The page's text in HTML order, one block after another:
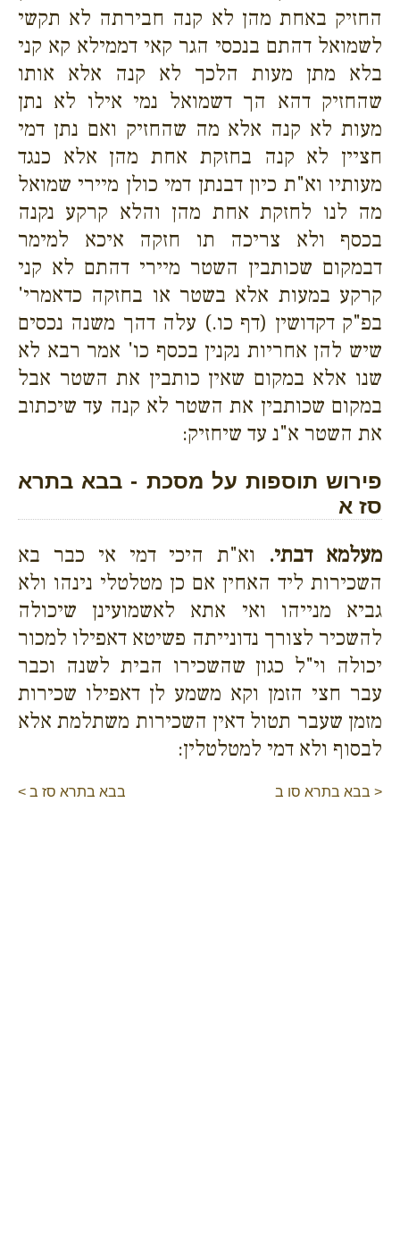
החזיק באחת מהן לא קנה חבירתה לא תקשי
לשמואל דהתם בנכסי הגר קאי דממילא קא קני
בלא מתן מעות הלכך לא קנה אלא אותו
שהחזיק דהא הך דשמואל נמי אילו לא נתן
מעות לא קנה אלא מה שהחזיק ואם נתן דמי
חציין לא קנה בחזקת אחת מהן אלא כנגד
מעותיו וא"ת כיון דבנתן דמי כולן מיירי שמואל
מה לנו לחזקת אחת מהן והלא קרקע נקנה
בכסף ולא צריכה תו חזקה איכא למימר
דבמקום שכותבין השטר מיירי דהתם לא קני
קרקע במעות אלא בשטר או בחזקה כדאמרי'
בפ"ק דקדושין (דף כו.) עלה דהך משנה נכסים
שיש להן אחריות נקנין בכסף כו' אמר רבא לא
שנו אלא במקום שאין כותבין את השטר אבל
במקום שכותבין את השטר לא קנה עד שיכתוב
את השטר א"נ עד שיחזיק:
פירוש תוספות על מסכת - בבא בתרא
סז א
מעלמא דבתי. וא"ת היכי דמי אי כבר בא
השכירות ליד האחין אם כן מטלטלי נינהו ולא
גביא מנייהו ואי אתא לאשמועינן שיכולה
להשכיר לצורך נדונייתה פשיטא דאפילו למכור
יכולה וי"ל כגון שהשכירו הבית לשנה וכבר
עבר חצי הזמן וקא משמע לן דאפילו שכירות
מזמן שעבר תטול דאין השכירות משתלמת אלא
לבסוף ולא דמי למטלטלין:
< בבא בתרא סו ב בבא בתרא סז ב >